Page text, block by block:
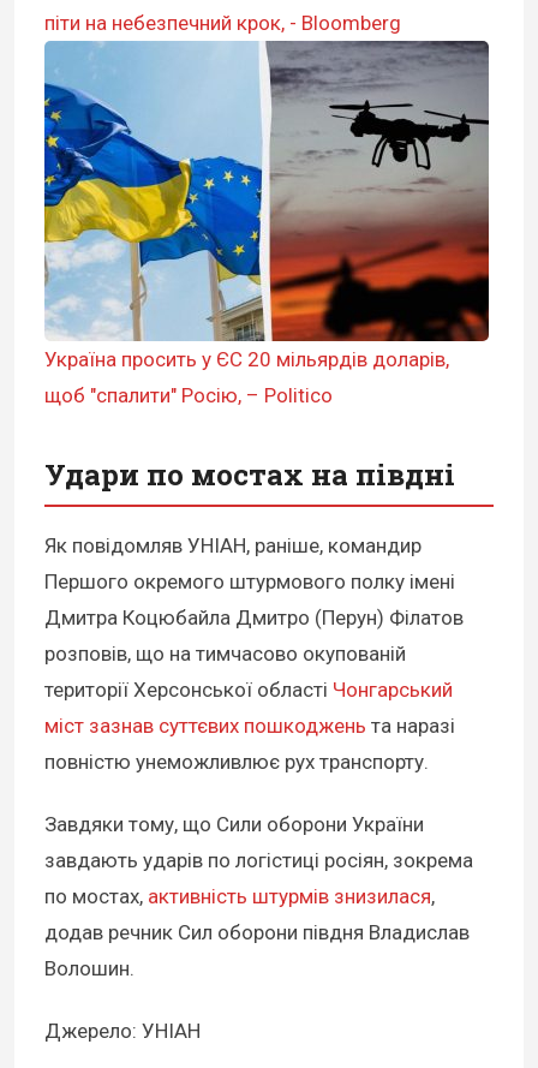
піти на небезпечний крок, - Bloomberg
Україна просить у ЄС 20 мільярдів доларів,
щоб "спалити" Росію, – Politico
Удари по мостах на півдні
Як повідомляв УНІАН, раніше, командир
Першого окремого штурмового полку імені
Дмитра Коцюбайла Дмитро (Перун) Філатов
розповів, що на тимчасово окупованій
території Херсонської області Чонгарський
міст зазнав суттєвих пошкоджень та наразі
повністю унеможливлює рух транспорту.
Завдяки тому, що Сили оборони України
завдають ударів по логістиці росіян, зокрема
по мостах, активність штурмів знизилася,
додав речник Сил оборони півдня Владислав
Волошин.
Джерело: УНІАН